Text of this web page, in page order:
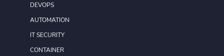
DEVOPS
AUTOMATION
IT SECURITY
CONTAINER